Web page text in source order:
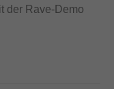
der Rave-Demo